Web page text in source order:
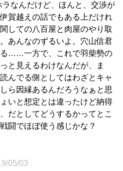
ラなんだけど、ほんと、交渉が
賀越えの話でもある上だけれ
しての八百屋と肉屋のやり取
あんなのずるいよ。穴山信君
……一方で、これで羽柴勢の
と見えるわけなんだが、ま
んでる側としてはわざとキャ
ら因縁あるんだろうなぁと思
いと想定とは違ったけど納得
だとしてどうするかってとこ
闘でほぼ使う感じかな？
05/03